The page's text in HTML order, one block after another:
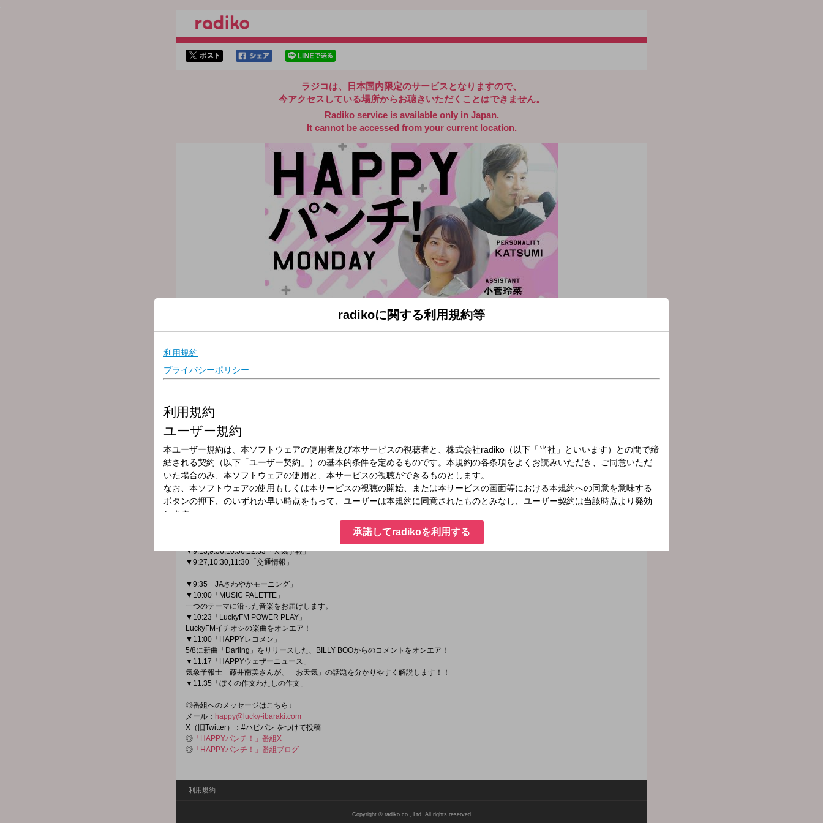
ラジコは、日本国内限定のサービスとなりますので、
今アクセスしている場所からお聴きいただくことはできません。
Radiko service is available only in Japan.
It cannot be accessed from your current location.
放送局
放送時間
2026年5月11日（月）09:00～11:00
番組名
HAPPYパンチ！ ①
「辛いことなんか、PUNCHで吹き飛ばしてHAPPYになろう！なんとかなるよ！」というメッセージを込めて放送中！
地元茨城出身のシンガーソングライター『KATSUMI』、
アコースティックデュオ「京太朗と晴彦」のボーカル『京太朗』
そして、20数年にわたり茨城放送の人気番組を多数担当してきた『たかとりじゅん』という4人の大人の男の個性に
5人の女性アシスタントの若い感性をプラスして楽しい時間をお届けします！
～本日のメニュー～
▼9:13,9:56,10:56,12:33「天気予報」
▼9:27,10:30,11:30「交通情報」
▼9:35「JAさわやかモーニング」
▼10:00「MUSIC PALETTE」
一つのテーマに沿った音楽をお届けします。
▼10:23「LuckyFM POWER PLAY」
LuckyFMイチオシの楽曲をオンエア！
▼11:00「HAPPYレコメン」
5/8に新曲「Darling」をリリースした、BILLY BOOからのコメントをオンエア！
▼11:17「HAPPYウェザーニュース」
気象予報士 藤井南美さんが、「お天気」の話題を分かりやすく解説します！！
▼11:35「ぼくの作文わたしの作文」
◎番組へのメッセージはこちら↓
メール： happy@lucky-ibaraki.com
X（旧Twitter）：#ハピパン をつけて投稿
◎ 「HAPPYパンチ！」番組X
◎ 「HAPPYパンチ！」番組ブログ
利用規約
Copyright © radiko co., Ltd. All rights reserved
radikoに関する利用規約等
承諾してradikoを利用する